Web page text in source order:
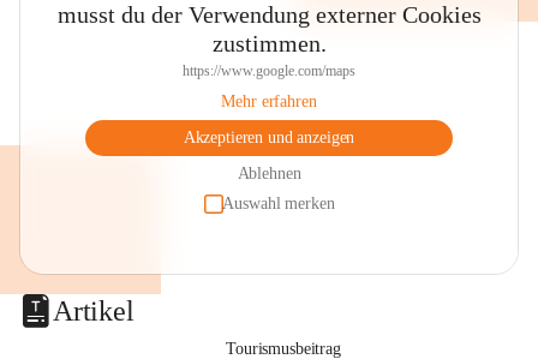
musst du der Verwendung externer Cookies
zustimmen.
https://www.google.com/maps
Mehr erfahren
Akzeptieren und anzeigen
Ablehnen
Auswahl merken
Artikel
Tourismusbeitrag